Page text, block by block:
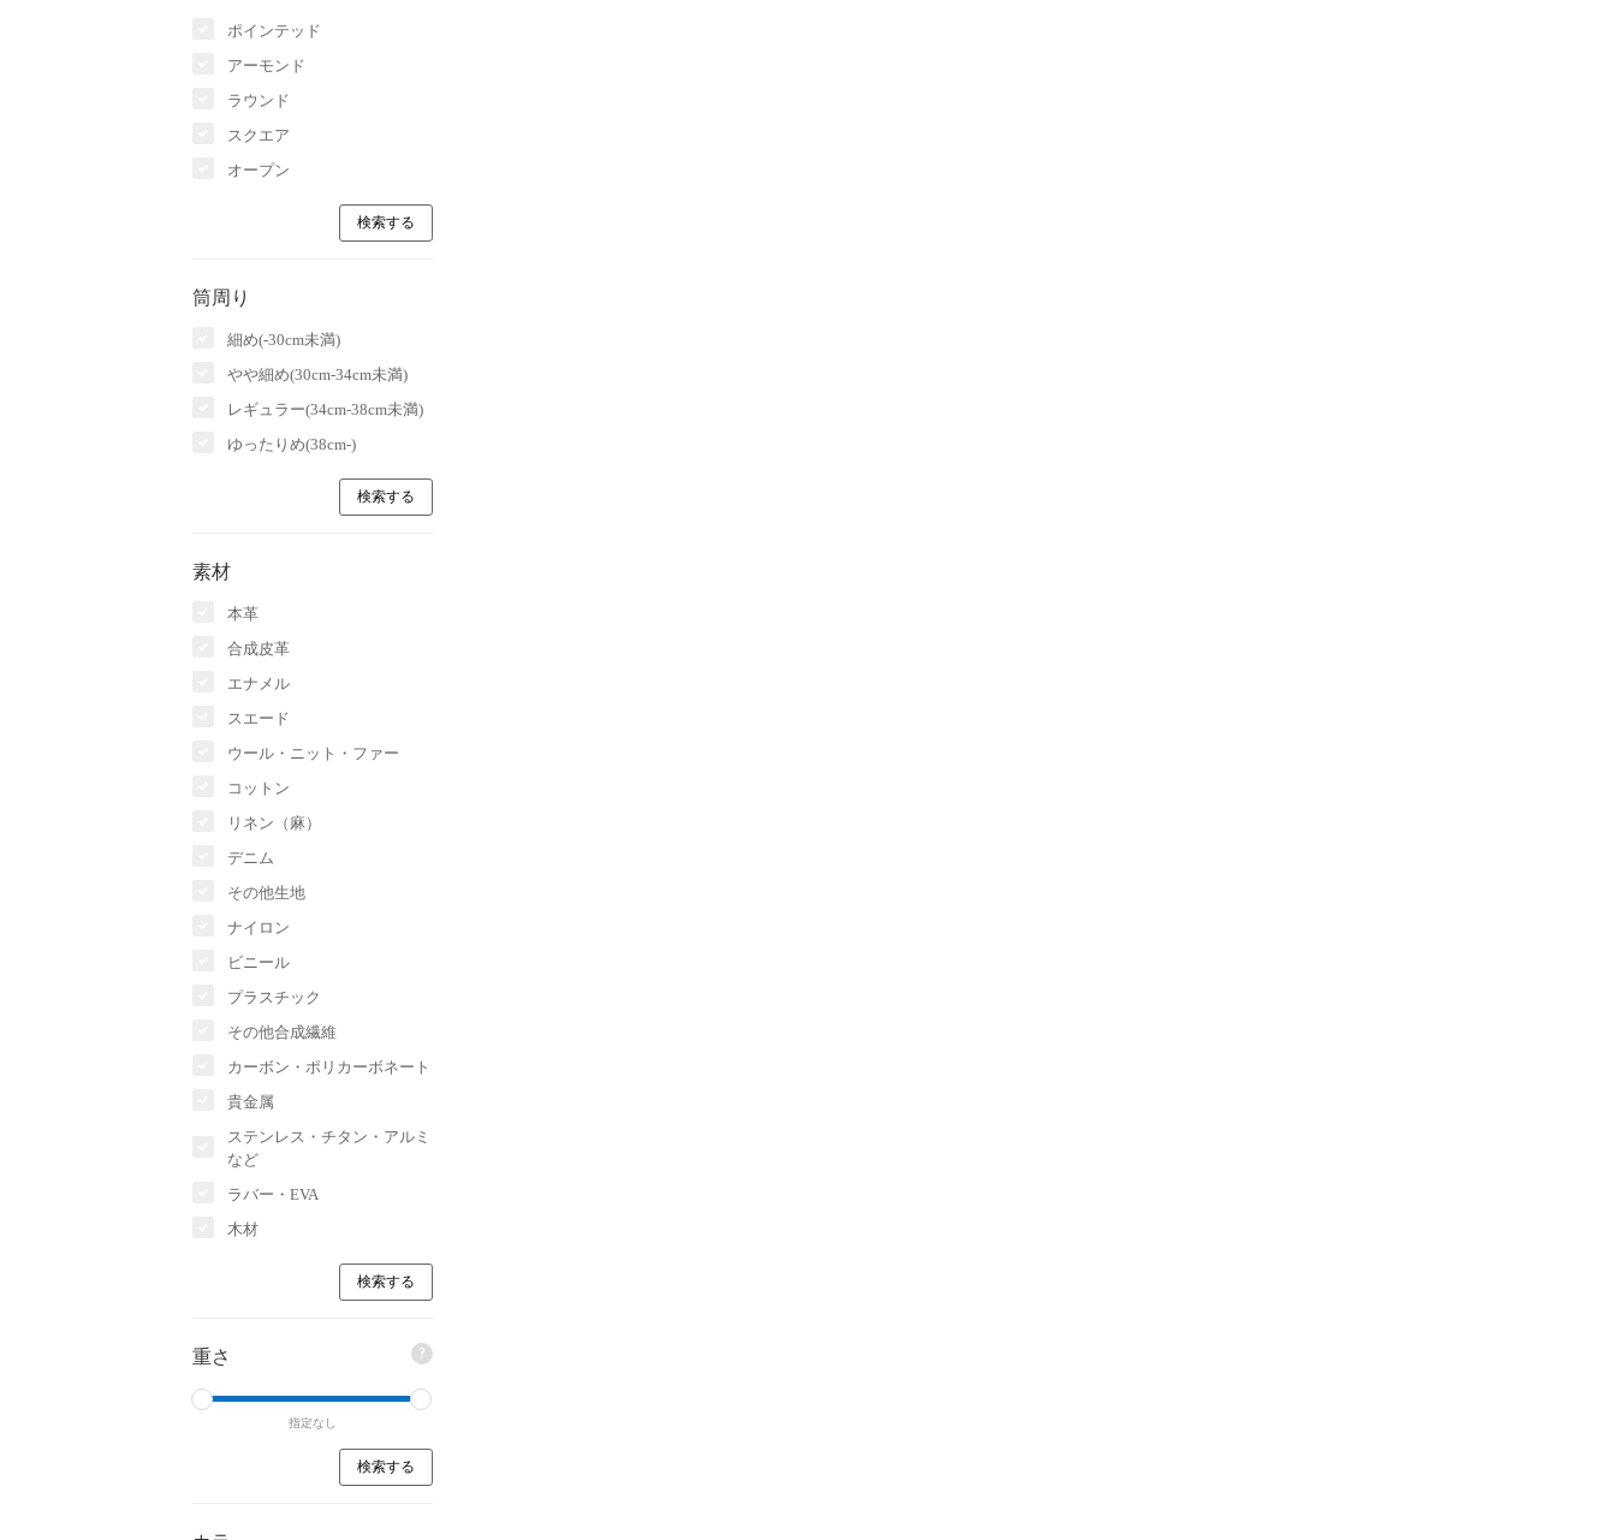
ポインテッド
アーモンド
ラウンド
スクエア
オープン
筒周り
細め(-30cm未満)
やや細め(30cm-34cm未満)
レギュラー(34cm-38cm未満)
ゆったりめ(38cm-)
素材
本革
合成皮革
エナメル
スエード
ウール・ニット・ファー
コットン
リネン（麻）
デニム
その他生地
ナイロン
ビニール
プラスチック
その他合成繊維
カーボン・ポリカーボネート
貴金属
ステンレス・チタン・アルミ
など
ラバー・EVA
木材
重さ ?
指定なし